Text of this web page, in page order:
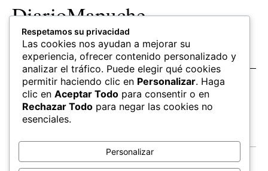
DiarioMapuche
TERRITORIO CULTURA
Patrimonio
OPINION
Columnistas
SALUD
hierbas
EDUCACIÓN
Mapudungun
Estudiantes
FOLLOW US
Respetamos su privacidad
Las cookies nos ayudan a mejorar su
experiencia, ofrecer contenido personalizado y
analizar el tráfico. Puede elegir qué cookies
permitir haciendo clic en Personalizar. Haga
clic en Aceptar Todo para consentir o en
Rechazar Todo para negar las cookies no
esenciales.
Personalizar